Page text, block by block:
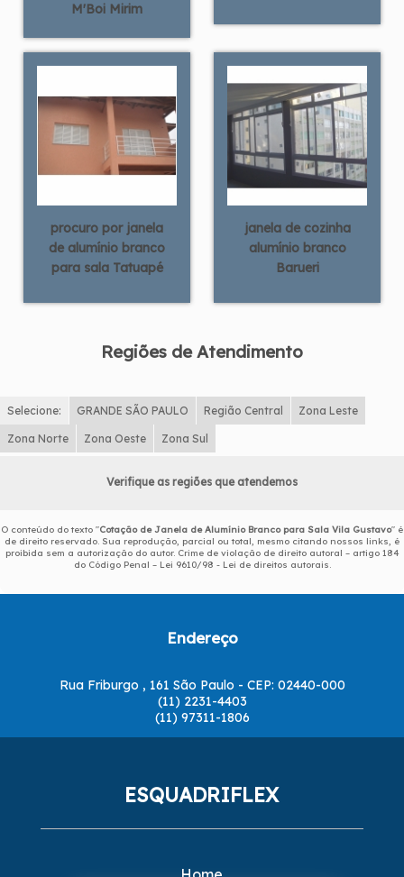
M'Boi Mirim
procuro por janela
de alumínio branco
para sala Tatuapé
janela de cozinha
alumínio branco
Barueri
Regiões de Atendimento
Selecione: GRANDE SÃO PAULO Região Central Zona Leste
Zona Norte Zona Oeste Zona Sul
Verifique as regiões que atendemos
O conteúdo do texto "Cotação de Janela de Alumínio Branco para Sala Vila Gustavo" é
de direito reservado. Sua reprodução, parcial ou total, mesmo citando nossos links, é
proibida sem a autorização do autor. Crime de violação de direito autoral – artigo 184
do Código Penal – Lei 9610/98 - Lei de direitos autorais
Endereço
Rua Friburgo , 161 São Paulo - CEP: 02440-000
(11) 2231-4403
(11) 97311-1806
ESQUADRIFLEX